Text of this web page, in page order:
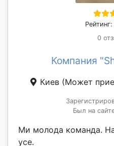
0
Компания
Киев (Может
Был на
Ми молода команда.
усе.